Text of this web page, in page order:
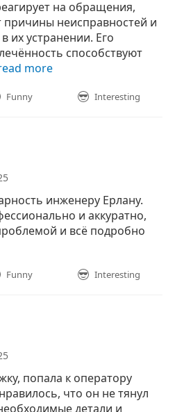
на обращения,
причины неисправностей и
их устранении. Его
способствуют
more
Funny Interesting
инженеру Ерлану.
и аккуратно,
и всё подробно
Funny Interesting
попала к оператору
что он не тянул
детали и